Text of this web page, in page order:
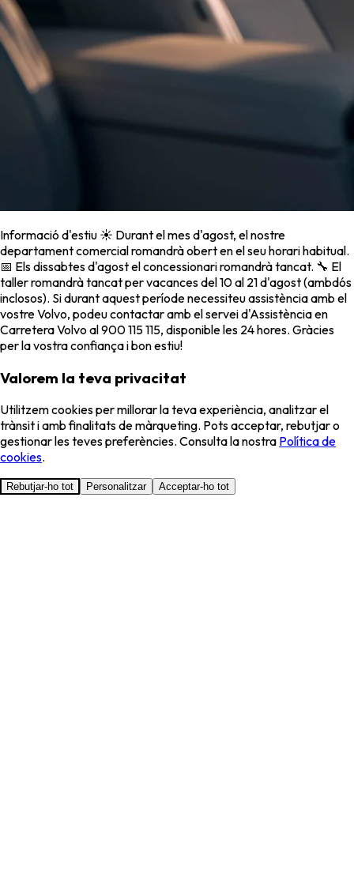
Informació d'estiu ☀️ Durant el mes d'agost, el nostre
departament comercial romandrà obert en el seu horari habitual.
📅 Els dissabtes d'agost el concessionari romandrà tancat. 🔧 El
taller romandrà tancat per vacances del 10 al 21 d'agost (ambdós
inclosos). Si durant aquest període necessiteu assistència amb el
vostre Volvo, podeu contactar amb el servei d'Assistència en
Carretera Volvo al 900 115 115, disponible les 24 hores. Gràcies
per la vostra confiança i bon estiu!
Valorem la teva privacitat
Utilitzem cookies per millorar la teva experiència, analitzar el
trànsit i amb finalitats de màrqueting. Pots acceptar, rebutjar o
gestionar les teves preferències. Consulta la nostra Política de
cookies.
Rebutjar-ho tot Personalitzar Acceptar-ho tot